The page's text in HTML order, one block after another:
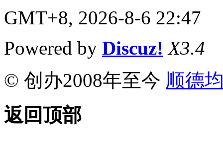
GMT+8, 2026-8-6 22:47
Powered by Discuz! X3.4
© 创办2008年至今 顺德
返回顶部